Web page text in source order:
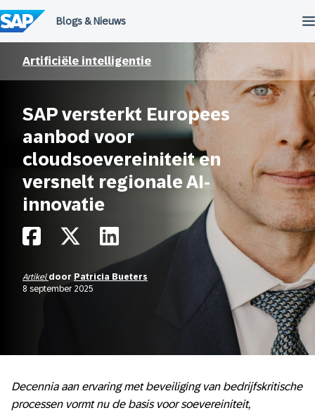
naar
de
inhoud
Artificiële intelligentie
SAP versterkt Europees
aanbod voor
cloudsoevereiniteit en
versnelt regionale AI-
innovatie
Artikel door Patricia Bueters
8 september 2025
Decennia aan ervaring met beveiliging van bedrijfskritische
processen vormt nu de basis voor soevereiniteit,